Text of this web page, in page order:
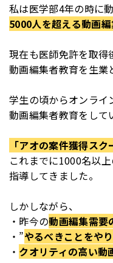
私は医学部4年の時に
5000人を超える動画
現在も医師免許を取得
動画編集者教育を生業
学生の頃からオンライ
動画編集者教育をして
「アオの案件獲得スク
これまでに1000名以
指導してきました。
しかしながら、
・昨今の動画編集需要
・”やるべきことをや
・ クオリティの高い動